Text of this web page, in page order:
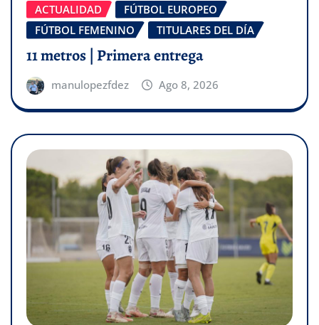
ACTUALIDAD
FÚTBOL EUROPEO
FÚTBOL FEMENINO
TITULARES DEL DÍA
11 metros | Primera entrega
manulopezfdez Ago 8, 2026